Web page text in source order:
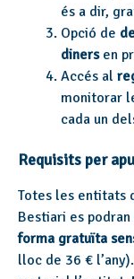
és a dir,
Opció de
dinersen
Accés al
monitorar
cada un
Requisits per
Totes les entitats
Bestiari es
forma gratuïta
lloc de 36 €